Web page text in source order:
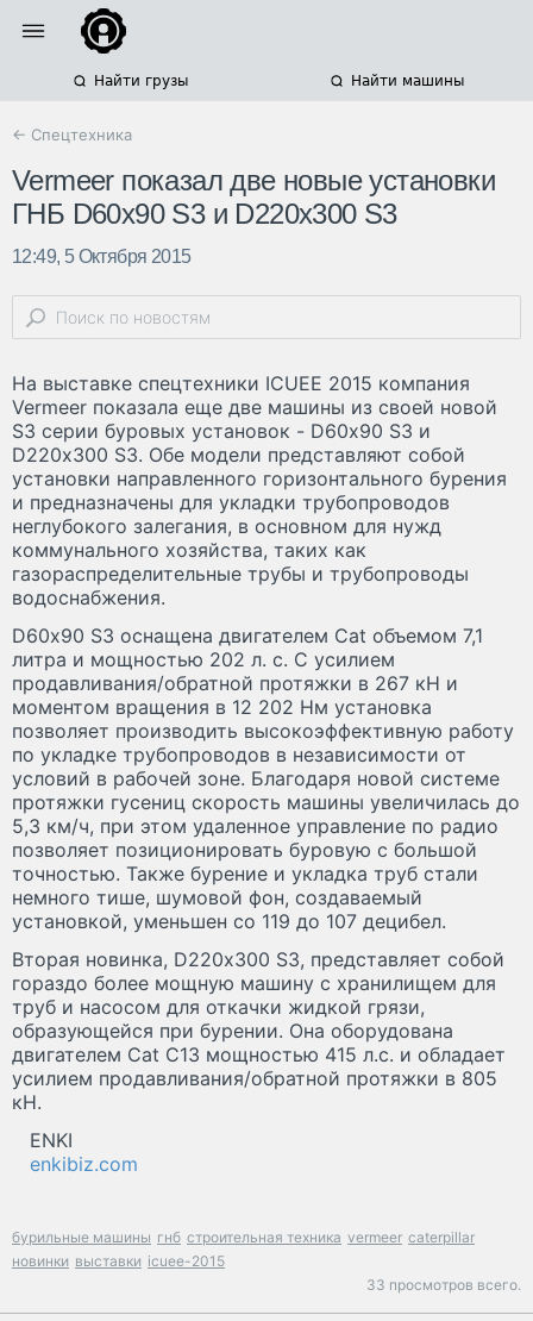
Найти грузы Найти машины
← Спецтехника
Vermeer показал две новые установки
ГНБ D60х90 S3 и D220х300 S3
12:49, 5 Октября 2015
На выставке спецтехники ICUEE 2015 компания
Vermeer показала еще две машины из своей новой
S3 серии буровых установок - D60х90 S3 и
D220х300 S3. Обе модели представляют собой
установки направленного горизонтального бурения
и предназначены для укладки трубопроводов
неглубокого залегания, в основном для нужд
коммунального хозяйства, таких как
газораспределительные трубы и трубопроводы
водоснабжения.
D60х90 S3 оснащена двигателем Cat объемом 7,1
литра и мощностью 202 л. с. С усилием
продавливания/обратной протяжки в 267 кН и
моментом вращения в 12 202 Нм установка
позволяет производить высокоэффективную работу
по укладке трубопроводов в независимости от
условий в рабочей зоне. Благодаря новой системе
протяжки гусениц скорость машины увеличилась до
5,3 км/ч, при этом удаленное управление по радио
позволяет позиционировать буровую с большой
точностью. Также бурение и укладка труб стали
немного тише, шумовой фон, создаваемый
установкой, уменьшен со 119 до 107 децибел.
Вторая новинка, D220х300 S3, представляет собой
гораздо более мощную машину с хранилищем для
труб и насосом для откачки жидкой грязи,
образующейся при бурении. Она оборудована
двигателем Cat C13 мощностью 415 л.с. и обладает
усилием продавливания/обратной протяжки в 805
кН.
ENKI
enkibiz.com
бурильные машины гнб строительная техника vermeer caterpillar
новинки выставки icuee-2015
33 просмотров всего.